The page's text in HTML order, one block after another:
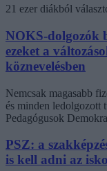
21 ezer diákból
NOKS-dolgozók
ezeket a
köznevelésben
Nemcsak magasabb
és minden ledolgozott
Pedagógusok
PSZ: a
is kell adni az